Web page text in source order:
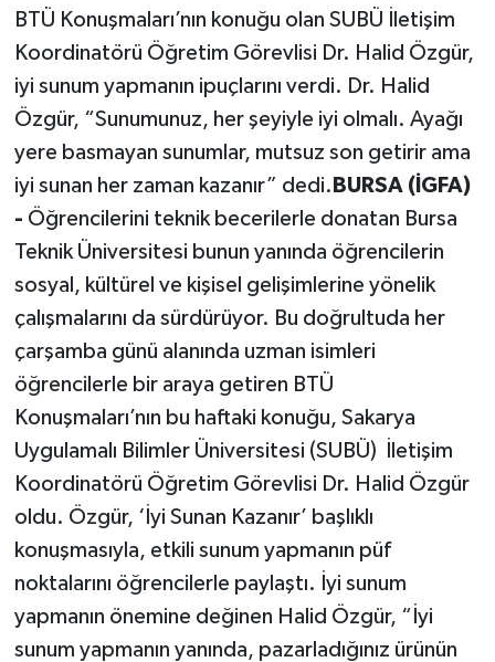
BTÜ Konuşmaları’nın konuğu olan SUBÜ İletişim
Koordinatörü Öğretim Görevlisi Dr. Halid Özgür,
iyi sunum yapmanın ipuçlarını verdi. Dr. Halid
Özgür, “Sunumunuz, her şeyiyle iyi olmalı. Ayağı
yere basmayan sunumlar, mutsuz son getirir ama
iyi sunan her zaman kazanır” dedi. BURSA (İGFA)
- Öğrencilerini teknik becerilerle donatan Bursa
Teknik Üniversitesi bunun yanında öğrencilerin
sosyal, kültürel ve kişisel gelişimlerine yönelik
çalışmalarını da sürdürüyor. Bu doğrultuda her
çarşamba günü alanında uzman isimleri
öğrencilerle bir araya getiren BTÜ
Konuşmaları’nın bu haftaki konuğu, Sakarya
Uygulamalı Bilimler Üniversitesi (SUBÜ) İletişim
Koordinatörü Öğretim Görevlisi Dr. Halid Özgür
oldu. Özgür, ‘İyi Sunan Kazanır’ başlıklı
konuşmasıyla, etkili sunum yapmanın püf
noktalarını öğrencilerle paylaştı. İyi sunum
yapmanın önemine değinen Halid Özgür, “İyi
sunum yapmanın yanında, pazarladığınız ürünün
Teknoloji
Yaşam